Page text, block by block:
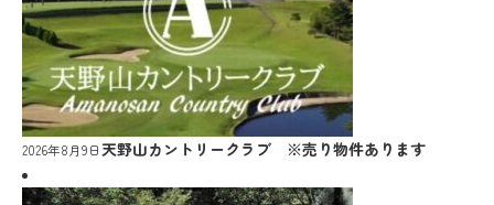
2026年8月9日天野山カントリークラブ ※売り物件あります